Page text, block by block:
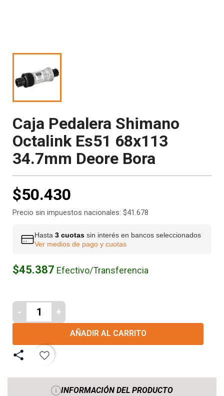
Caja Pedalera Shimano
Octalink Es51 68x113
34.7mm Deore Bora
$50.430
Precio sin impuestos nacionales: $41.678
Hasta 3 cuotas sin interés en bancos seleccionados
Ver medios de pago y cuotas
$45.387 Efectivo/Transferencia
- +
AÑADIR AL CARRITO
favorite_border
INFORMACIÓN DEL PRODUCTO